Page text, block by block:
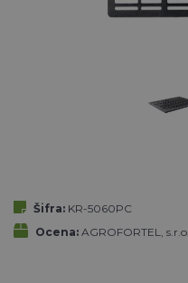
Šifra: KR-5060PC
Ocena: AGROFORTEL, s.r.o.